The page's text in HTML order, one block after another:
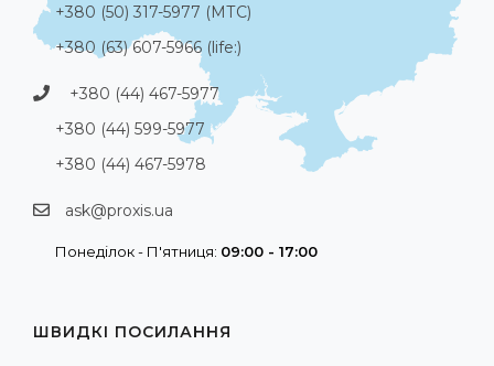
+380 (50) 317-5977 (МТС)
+380 (63) 607-5966 (life:)
+380 (44) 467-5977
+380 (44) 599-5977
+380 (44) 467-5978
ask@proxis.ua
Понеділок - П'ятниця: 09:00 - 17:00
ШВИДКІ ПОСИЛАННЯ